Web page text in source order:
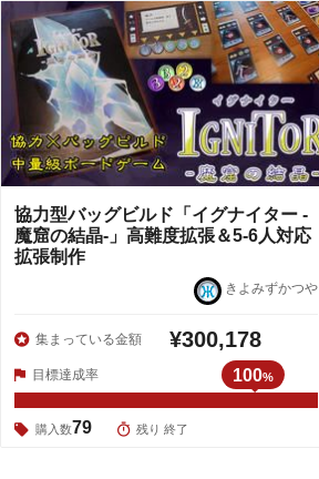
協力型バッグビルド「イグナイター -
魔窟の結晶-」高難度拡張＆5-6人対応
拡張制作
きよみずかつや
集まっている金額 ¥300,178
目標達成率 100%
購入数79 残り 終了